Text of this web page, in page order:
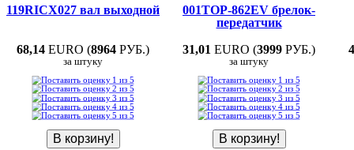
119RICX027 вал выходной
68,14 EURO (8964 РУБ.)
за штуку
001TOP-862EV брелок-
передатчик
31,01 EURO (3999 РУБ.)
за штуку